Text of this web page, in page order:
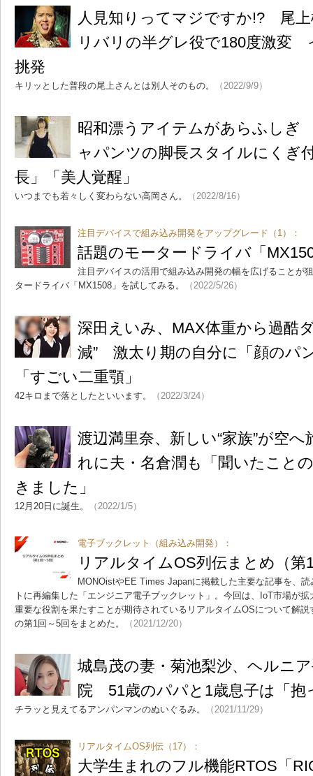
人見知りってマジですか!? 尾
リバリの半グレ役で180度激変
挑発
キリッとした普段の尾上さんとは別人そのもの。 （2022/9/9）
昭和漂うアイテムがあらふしぎ
ャパンツの脚長スタイルにくぎ
長」「美人覚醒」
いつまでも若々しく変わらない高岡さん。 （2022/8/16）
注目デバイスで組み込み開発をアップグレード（1）：
話題のモータードライバ「
注目デバイスの活用で組み込み開発の幅を広げることが
タードライバ「MX1508」を試してみる。
（2022/5/26）
深田えいみ、MAX体重から過酷
減” 激太り期の自分に「顔のパ
「すごい二重顎」
42キロまで落としたといいます。 （2022/3/24）
渡辺満里奈、新しい“家族”が空
れに夫・名倉潤も「聞いたこと
きました」
12月20日に誕生。 （2022/1/5）
電子ブックレット（組み込み開発）：
リアルタイムOS列伝まとめ（第
MONOistやEE Times Japanに掲載した主要な記事を、
トに再編集した「エンジニア電子ブックレット」。今回は、IoT市場が
重要な役割を果たすことが期待されているリアルタイムOSについて解
の第1回～5回をまとめた。
（2021/12/20）
城島茂の妻・菊池梨沙、ヘルニ
院 51歳のパパと1歳息子は「抱
チラッと見えてるアンパンマンのぬいぐるみ。 （2021/11/29）
リアルタイムOS列伝（17）：
大学生まれのフル機能RTOS「